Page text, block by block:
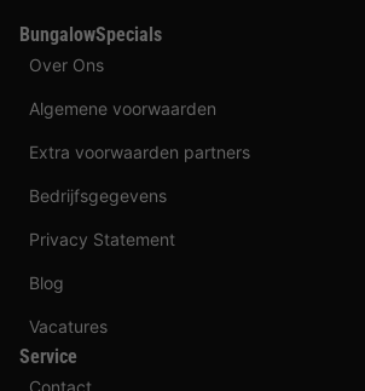
BungalowSpecials
Over Ons
Algemene voorwaarden
Extra voorwaarden partners
Bedrijfsgegevens
Privacy Statement
Blog
Vacatures
Service
Contact